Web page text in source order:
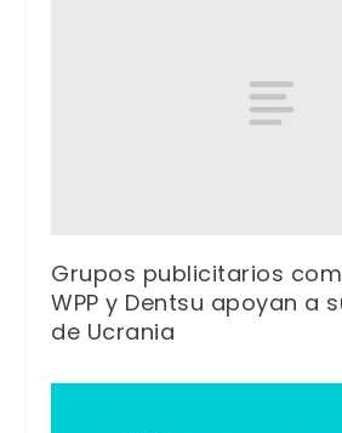
Grupos publicitarios
WPP y Dentsu apoyan a
de Ucrania